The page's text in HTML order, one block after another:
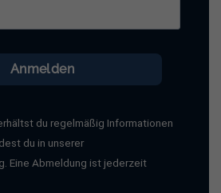
Anmelden
du regelmäßig Informationen
du in unserer
Eine Abmeldung ist jederzeit